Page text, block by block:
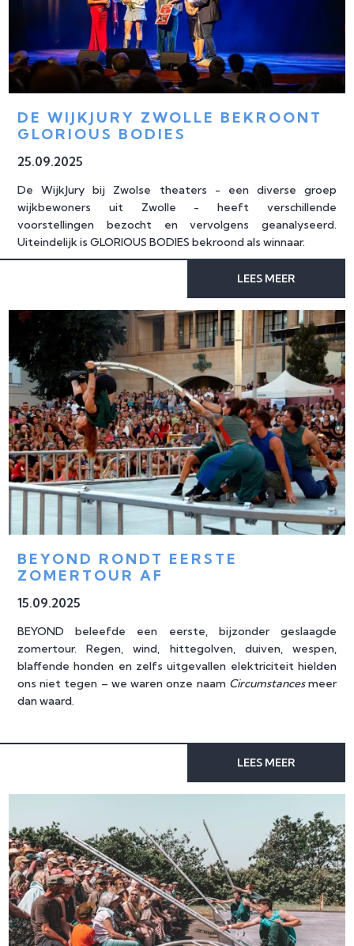
DE WIJKJURY ZWOLLE BEKROONT
GLORIOUS BODIES
25.09.2025
De WijkJury bij Zwolse theaters - een diverse groep
wijkbewoners uit Zwolle - heeft verschillende
voorstellingen bezocht en vervolgens geanalyseerd.
Uiteindelijk is GLORIOUS BODIES bekroond als winnaar.
LEES MEER
BEYOND RONDT EERSTE
ZOMERTOUR AF
15.09.2025
BEYOND beleefde een eerste, bijzonder geslaagde
zomertour. Regen, wind, hittegolven, duiven, wespen,
blaffende honden en zelfs uitgevallen elektriciteit hielden
ons niet tegen – we waren onze naam Circumstancesmeer
dan waard.
LEES MEER